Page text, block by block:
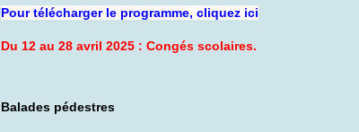
Pour télécharger le programme, cliquez ici
Du 12 au 28 avril 2025 : Congés scolaires.
Balades pédestres